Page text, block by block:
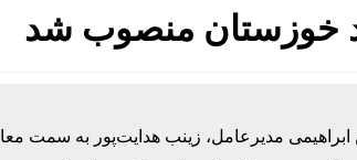
خوزستان منصوب شد
مدیرعامل، زینب هدایت‌پور به سمت